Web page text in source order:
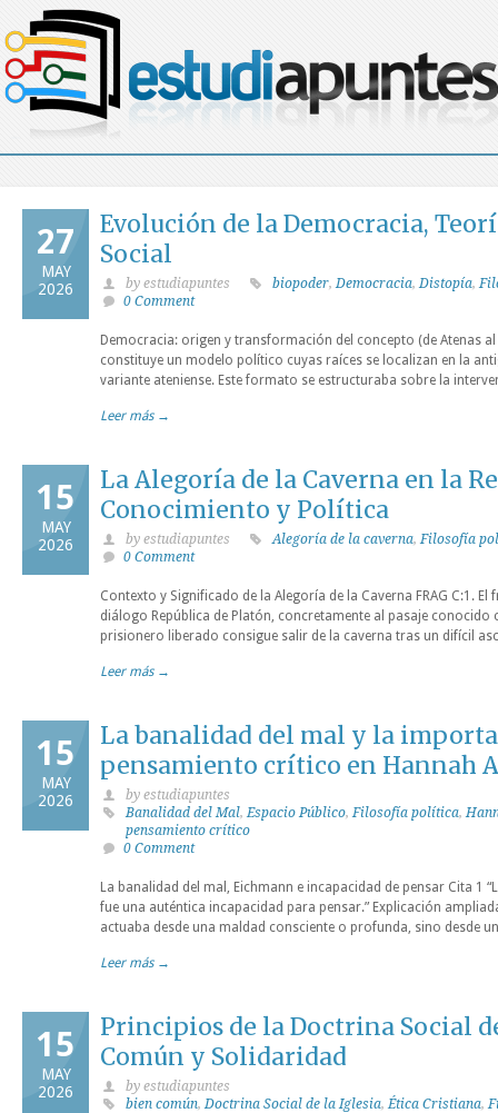
27
MAY
2026
Evolución de la Democracia,
Social
by estudiapuntes biopoder,Democracia,Distopía,
0 Comment
Democracia: origen y transformación del concepto (de Atenas
constituye un modelo político cuyas raíces se localizan en la
variante ateniense. Este formato se estructuraba sobre la
Leer más →
15
MAY
2026
La Alegoría de la Caverna en la
Conocimiento y Política
by estudiapuntes Alegoría de la caverna,Filosofía
0 Comment
Contexto y Significado de la Alegoría de la Caverna FRAG C:1.
diálogo República de Platón, concretamente al pasaje conocido
prisionero liberado consigue salir de la caverna tras un difícil
Leer más →
15
MAY
2026
La banalidad del mal y la
pensamiento crítico en Hannah
by estudiapuntes
Banalidad del Mal,Espacio Público,Filosofía política,
pensamiento crítico
0 Comment
La banalidad del mal, Eichmann e incapacidad de pensar Cita 1
fue una auténtica incapacidad para pensar.” Explicación
actuaba desde una maldad consciente o profunda, sino desde
Leer más →
15
MAY
2026
Principios de la Doctrina Social
Común y Solidaridad
by estudiapuntes
bien común,Doctrina Social de la Iglesia,Ética Cristiana,